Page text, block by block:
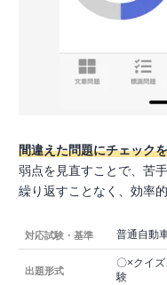
間違えた問題にチェック
弱点を見直すことで、苦
繰り返すことなく、効率
対応試験・基準 普通自動
出題形式
〇×クイ
験